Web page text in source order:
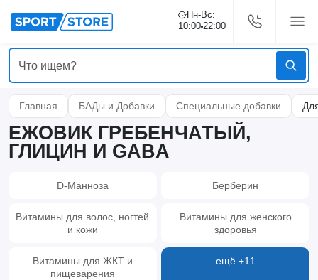
Пн-Вс:
10:00 22:00
Главная БАДы и Добавки Специальные добавки
ЕЖОВИК ГРЕБЕНЧАТЫЙ,
ГЛИЦИН И GABA
D-Манноза Берберин
Витамины для волос, ногтей
и кожи
Витамины для женского
здоровья
Витамины для ЖКТ и
пищеварения
ещё +11